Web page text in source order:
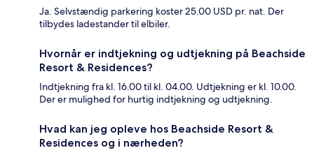
Ja. Selvstændig parkering koster 25.00 USD pr. nat. Der
tilbydes ladestander til elbiler.
Hvornår er indtjekning og udtjekning på Beachside
Resort & Residences?
Indtjekning fra kl. 16.00 til kl. 04.00. Udtjekning er kl. 10.00.
Der er mulighed for hurtig indtjekning og udtjekning.
Hvad kan jeg opleve hos Beachside Resort &
Residences og i nærheden?